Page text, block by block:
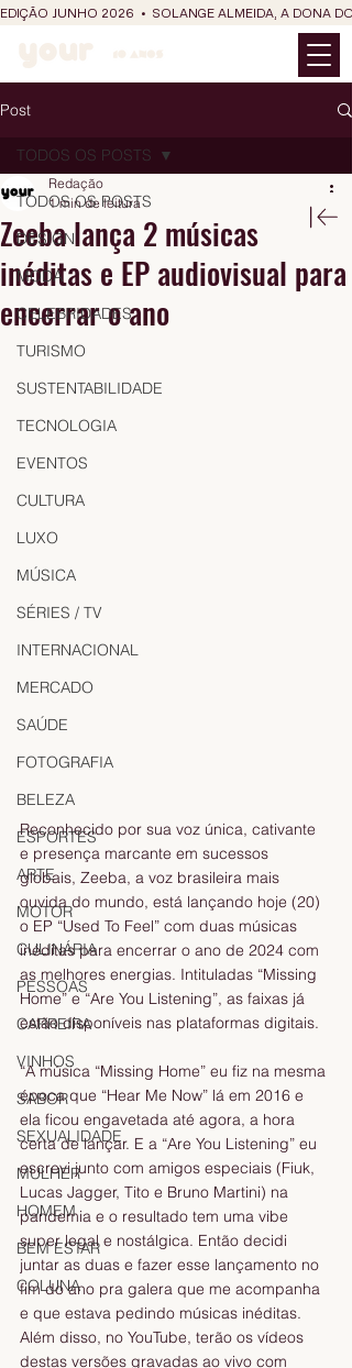
EDIÇÃO JUNHO 2026  •  SOLANGE ALMEIDA, A DONA
Post
TODOS OS POSTS
DESIGN
MODA
CELEBRIDADES
TURISMO
SUSTENTABILIDADE
TECNOLOGIA
EVENTOS
CULTURA
LUXO
MÚSICA
SÉRIES / TV
INTERNACIONAL
MERCADO
SAÚDE
FOTOGRAFIA
BELEZA
ESPORTES
ARTE
MOTOR
CULINÁRIA
PESSOAS
CARREIRA
VINHOS
SABOR
SEXUALIDADE
MULHER
HOMEM
BEM ESTAR
COLUNA
TODOS OS POSTS
Zeeba lança 2 músicas
inéditas e EP audiovisual para
encerrar o ano
Redação
1 min de leitura
Reconhecido por sua voz única, cativante
e presença marcante em sucessos
globais, Zeeba, a voz brasileira mais
ouvida do mundo, está lançando hoje (20)
o EP “Used To Feel” com duas músicas
inéditas para encerrar o ano de 2024 com
as melhores energias. Intituladas “Missing
Home” e “Are You Listening”, as faixas já
estão disponíveis nas plataformas digitais.
“A música “Missing Home” eu fiz na mesma
época que “Hear Me Now” lá em 2016 e
ela ficou engavetada até agora, a hora
certa de lançar. E a “Are You Listening” eu
escrevi junto com amigos especiais (Fiuk,
Lucas Jagger, Tito e Bruno Martini) na
pandemia e o resultado tem uma vibe
super legal e nostálgica. Então decidi
juntar as duas e fazer esse lançamento no
fim do ano pra galera que me acompanha
e que estava pedindo músicas inéditas.
Além disso, no YouTube, terão os vídeos
destas versões gravadas ao vivo com